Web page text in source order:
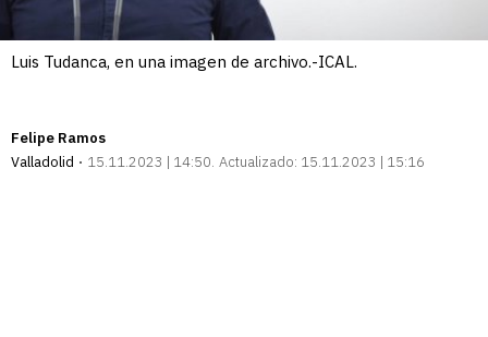
Luis Tudanca, en una imagen de archivo.-ICAL.
Felipe Ramos
Valladolid
15.11.2023 | 14:50 Actualizado: 15.11.2023 | 15:16